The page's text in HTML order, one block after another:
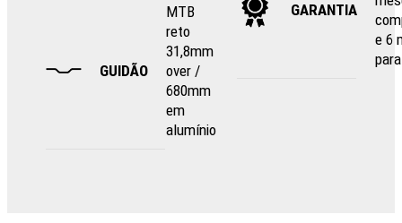
GUIDÃO
MTB
reto
31,8mm
over /
680mm
em
alumínio
GARANTIA
e 6